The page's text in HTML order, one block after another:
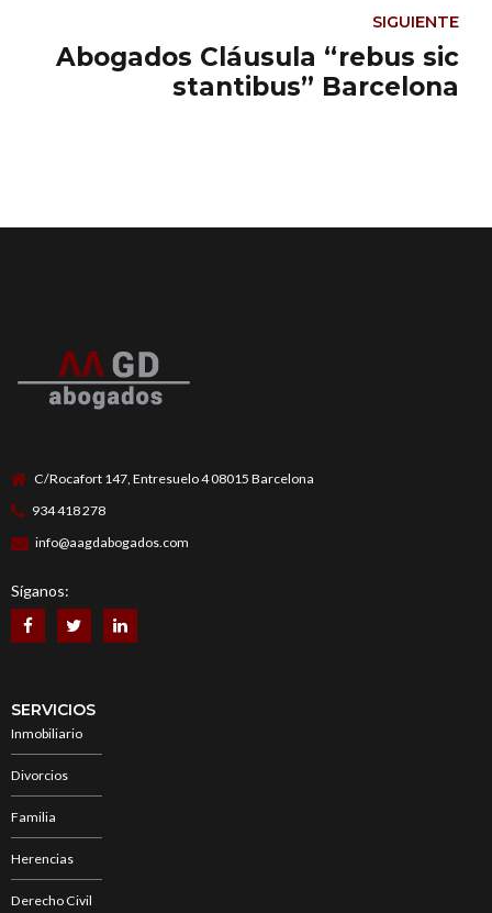
SIGUIENTE
Abogados Cláusula “rebus sic
stantibus” Barcelona
C/Rocafort 147, Entresuelo 4 08015 Barcelona
934 418 278
info@aagdabogados.com
Síganos:
SERVICIOS
Inmobiliario
Divorcios
Familia
Herencias
Derecho Civil